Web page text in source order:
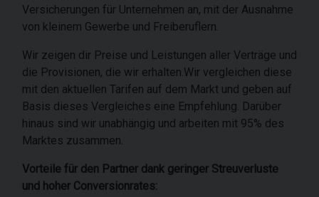
Versicherungen für Unternehmen an, mit der Ausnahme
von kleinem Gewerbe und Freiberuflern.
Wir zeigen dir Preise und Leistungen aller Verträge und
die Provisionen, die wir erhalten.Wir vergleichen diese
mit den aktuellen Tarifen auf dem Markt und geben auf
Basis dieses Vergleiches eine Empfehlung. Darüber
hinaus sind wir unabhängig und arbeiten mit 95% des
Marktes zusammen.
Vorteile für den Partner dank geringer Streuverluste
und hoher Conversionrates: